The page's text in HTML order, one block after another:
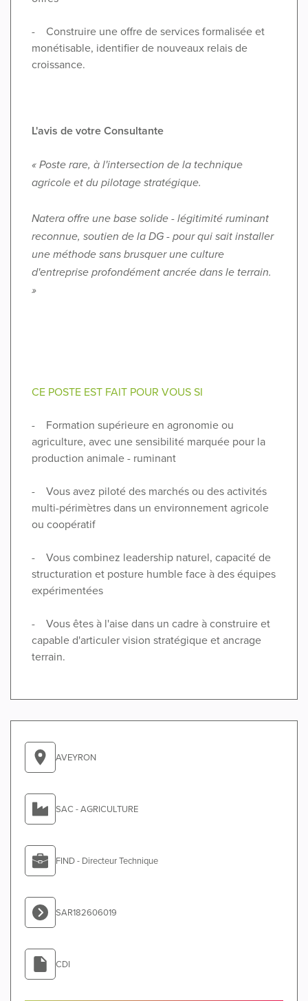
- Construire une offre de services formalisée et
monétisable, identifier de nouveaux relais de
croissance.
L'avis de votre Consultante
« Poste rare, à l'intersection de la technique
agricole et du pilotage stratégique.
Natera offre une base solide - légitimité ruminant
reconnue, soutien de la DG - pour qui sait installer
une méthode sans brusquer une culture
d'entreprise profondément ancrée dans le terrain.
»
CE POSTE EST FAIT POUR VOUS SI
- Formation supérieure en agronomie ou
agriculture, avec une sensibilité marquée pour la
production animale - ruminant
- Vous avez piloté des marchés ou des activités
multi-périmètres dans un environnement agricole
ou coopératif
- Vous combinez leadership naturel, capacité de
structuration et posture humble face à des équipes
expérimentées
- Vous êtes à l'aise dans un cadre à construire et
capable d'articuler vision stratégique et ancrage
terrain.
AVEYRON
SAC - AGRICULTURE
FIND - Directeur Technique
SAR182606019
CDI